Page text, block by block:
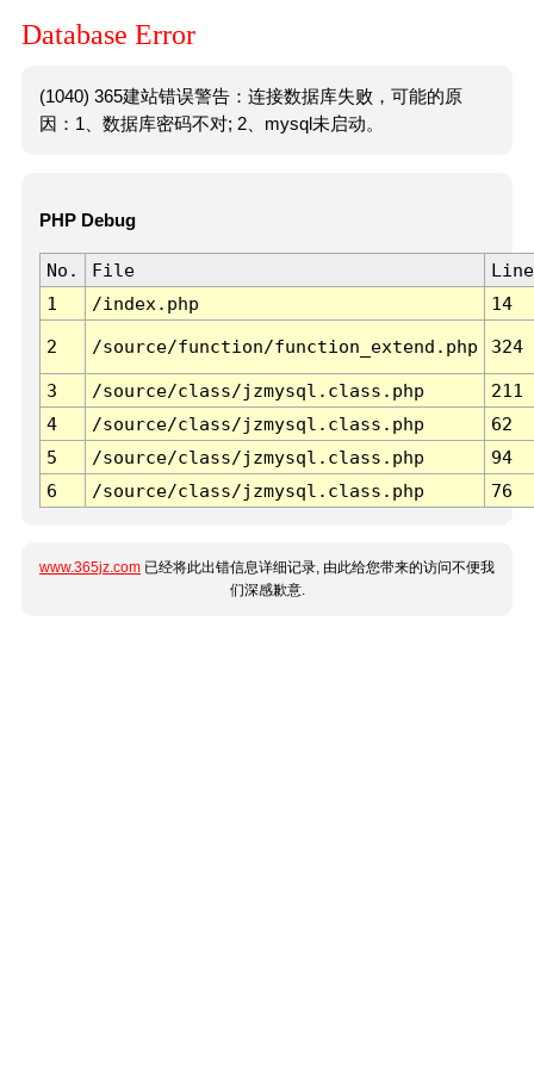
Database Error
(1040) 365建站错误警告：连接数据库失败，可能的原
因：1、数据库密码不对; 2、mysql未启动。
PHP Debug
No. File
Line
1
/index.php 14
2 /source/function/function_extend.php 324
3 /source/class/jzmysql.class.php
211
4
/source/class/jzmysql.class.php
62
5
/source/class/jzmysql.class.php
94
6
/source/class/jzmysql.class.php 76
www.365jz.com 已经将此出错信息详细记录, 由此给您带来的访问不便我
们深感歉意.